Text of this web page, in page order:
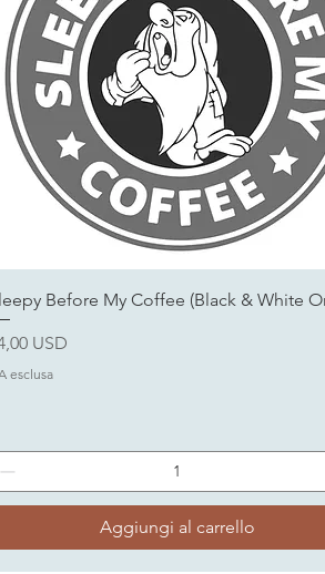
Before My Coffee (Black & White
USD
esclusa
Aggiungi al carrello